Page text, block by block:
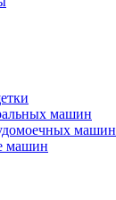
машин
машин
машин